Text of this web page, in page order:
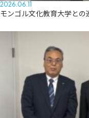
2026.06.11
モンゴル文化教育大学との